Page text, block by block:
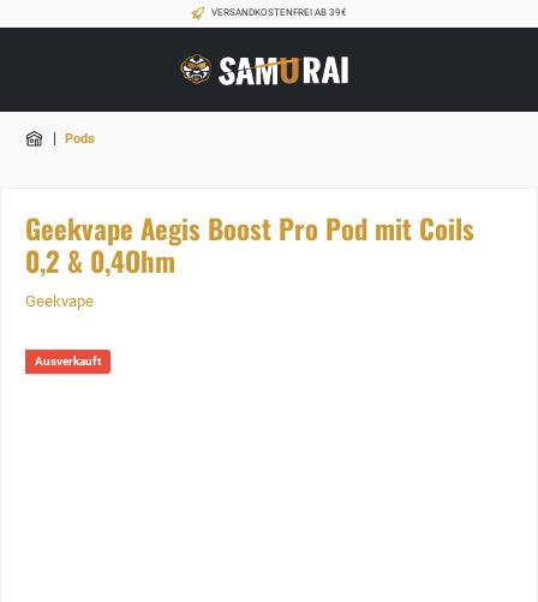
VERSANDKOSTENFREI AB 39€
| Pods
Geekvape Aegis Boost Pro Pod mit Coils
0,2 & 0,4Ohm
Geekvape
Ausverkauft